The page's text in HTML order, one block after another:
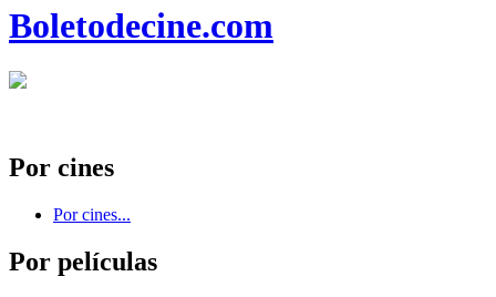
Boletodecine.com
Por cines
Por cines...
Por películas